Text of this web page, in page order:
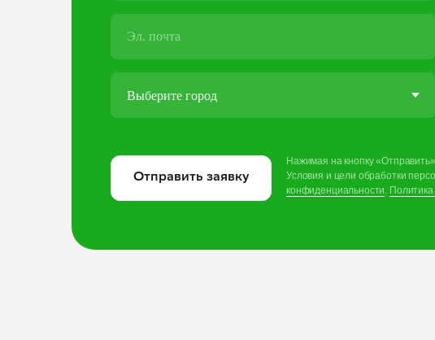
Отправить заявку
Нажимая на кнопку
Условия и цели обработки
конфиденциальности.